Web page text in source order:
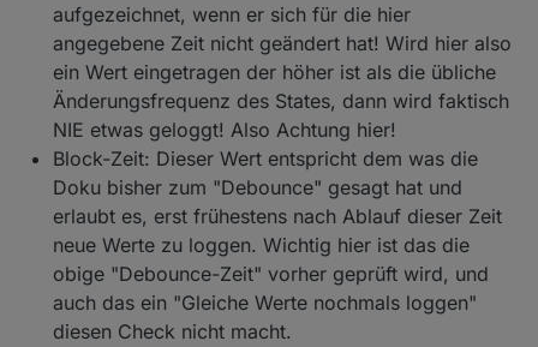
aufgezeichnet, wenn er sich für die hier
angegebene Zeit nicht geändert hat! Wird hier also
ein Wert eingetragen der höher ist als die übliche
Änderungsfrequenz des States, dann wird faktisch
NIE etwas geloggt! Also Achtung hier!
Block-Zeit: Dieser Wert entspricht dem was die
Doku bisher zum "Debounce" gesagt hat und
erlaubt es, erst frühestens nach Ablauf dieser Zeit
neue Werte zu loggen. Wichtig hier ist das die
obige "Debounce-Zeit" vorher geprüft wird, und
auch das ein "Gleiche Werte nochmals loggen"
diesen Check nicht macht.